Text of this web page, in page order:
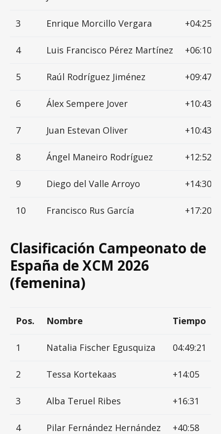
3 Enrique Morcillo Vergara +04:25
4 Luis Francisco Pérez Martínez +06:10
5 Raúl Rodríguez Jiménez +09:47
6 Álex Sempere Jover +10:43
7 Juan Estevan Oliver +10:43
8 Ángel Maneiro Rodríguez +12:52
9 Diego del Valle Arroyo +14:30
10 Francisco Rus García +17:20
Clasificación Campeonato de
España de XCM 2026
(femenina)
Pos. Nombre Tiempo
1 Natalia Fischer Egusquiza 04:49:21
2 Tessa Kortekaas +14:05
3 Alba Teruel Ribes +16:31
4 Pilar Fernández Hernández +40:58